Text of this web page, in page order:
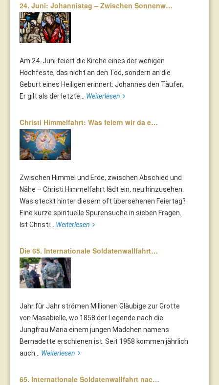
24. Juni: Johannistag – Zwischen Sonnenw…
Am 24. Juni feiert die Kirche eines der wenigen
Hochfeste, das nicht an den Tod, sondern an die
Geburt eines Heiligen erinnert: Johannes den Täufer.
Er gilt als der letzte... Weiterlesen
Christi Himmelfahrt: Was feiern wir da e…
Zwischen Himmel und Erde, zwischen Abschied und
Nähe – Christi Himmelfahrt lädt ein, neu hinzusehen.
Was steckt hinter diesem oft übersehenen Feiertag?
Eine kurze spirituelle Spurensuche in sieben Fragen.
Ist Christi... Weiterlesen
Die 65. Internationale Soldatenwallfahrt…
Jahr für Jahr strömen Millionen Gläubige zur Grotte
von Masabielle, wo 1858 der Legende nach die
Jungfrau Maria einem jungen Mädchen namens
Bernadette erschienen ist. Seit 1958 kommen jährlich
auch... Weiterlesen
65. Internationale Soldatenwallfahrt nac…